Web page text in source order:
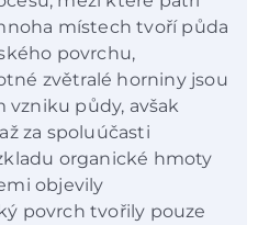
místech tvoří půda
povrchu,
zvětralé horniny jsou
půdy, avšak
za spoluúčasti
organické hmoty
objevily
povrch tvořily pouze